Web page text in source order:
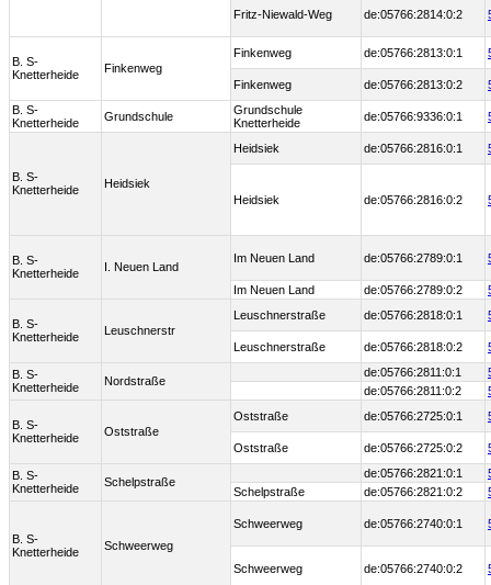
Fritz-Niewald-Weg de:05766:2814:0:2
B. S-
Knetterheide
Finkenweg
Finkenweg de:05766:2813:0:1
Finkenweg de:05766:2813:0:2
B. S-
Knetterheide
Grundschule
Grundschule
Knetterheide
de:05766:9336:0:1
B. S-
Knetterheide
Heidsiek
Heidsiek de:05766:2816:0:1
Heidsiek de:05766:2816:0:2
B. S-
Knetterheide
I. Neuen Land
Im Neuen Land de:05766:2789:0:1
Im Neuen Land de:05766:2789:0:2
B. S-
Knetterheide
Leuschnerstr
Leuschnerstraße de:05766:2818:0:1
Leuschnerstraße de:05766:2818:0:2
B. S-
Knetterheide
Nordstraße
de:05766:2811:0:1
de:05766:2811:0:2
B. S-
Knetterheide
Oststraße
Oststraße de:05766:2725:0:1
Oststraße de:05766:2725:0:2
B. S-
Knetterheide
Schelpstraße
de:05766:2821:0:1
Schelpstraße
de:05766:2821:0:2
B. S-
Knetterheide
Schweerweg
Schweerweg de:05766:2740:0:1
Schweerweg de:05766:2740:0:2